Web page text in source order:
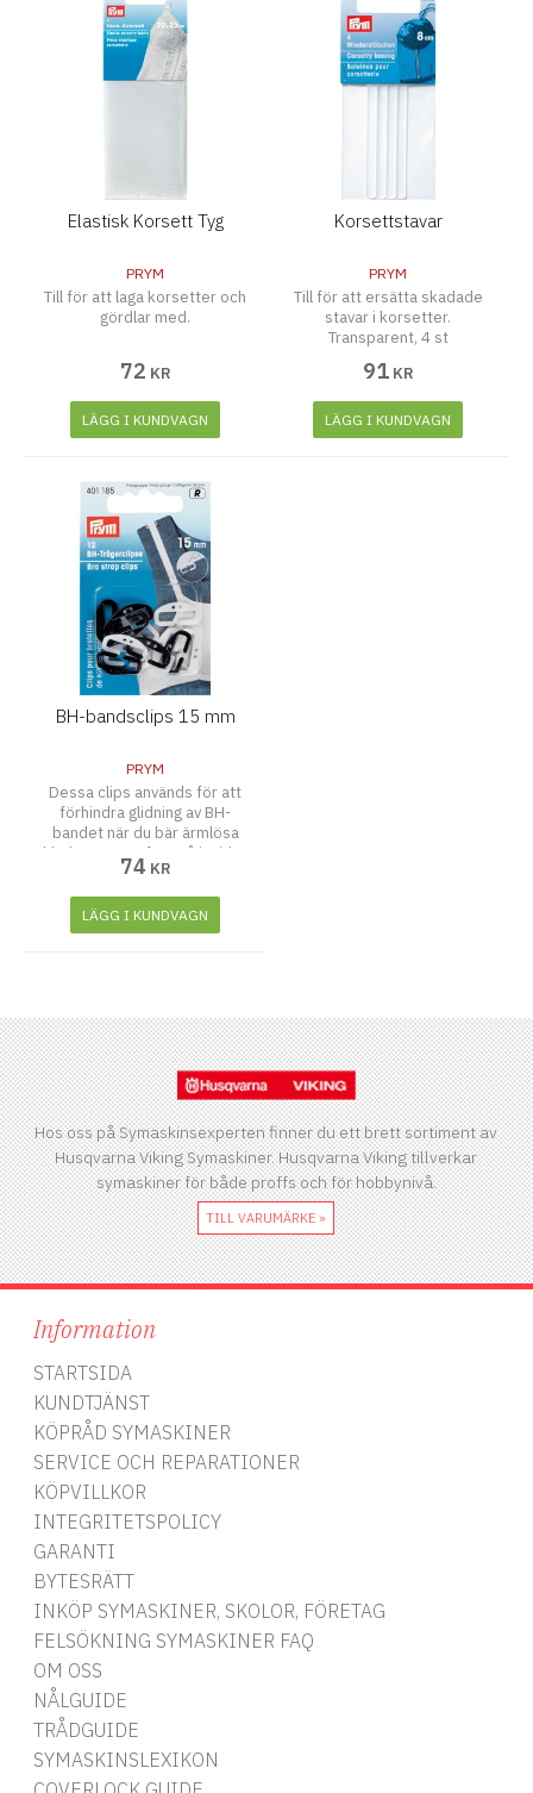
Elastisk Korsett Tyg
PRYM
Till för att laga korsetter och
gördlar med.
72 KR
LÄGG I KUNDVAGN
Korsettstavar
PRYM
Till för att ersätta skadade
stavar i korsetter.
Transparent, 4 st
91 KR
LÄGG I KUNDVAGN
BH-bandsclips 15 mm
PRYM
Dessa clips används för att
förhindra glidning av BH-
bandet när du bär ärmlösa
kläder. De sys fast på insidan
av plagget vid axlarna och
genom den lilla öppningen på
clipsen kan ett band upp till
15 mm dras genom och
74 KR
LÄGG I KUNDVAGN
Hos oss på Symaskinsexperten finner du ett brett sortiment av
Husqvarna Viking Symaskiner. Husqvarna Viking tillverkar
symaskiner för både proffs och för hobbynivå.
TILL VARUMÄRKE »
Information
STARTSIDA
KUNDTJÄNST
KÖPRÅD SYMASKINER
SERVICE OCH REPARATIONER
KÖPVILLKOR
INTEGRITETSPOLICY
GARANTI
BYTESRÄTT
INKÖP SYMASKINER, SKOLOR, FÖRETAG
FELSÖKNING SYMASKINER FAQ
OM OSS
NÅLGUIDE
TRÅDGUIDE
SYMASKINSLEXIKON